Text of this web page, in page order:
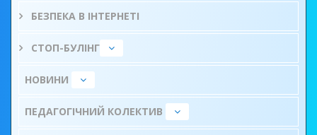
БЕЗПЕКА В ІНТЕРНЕТІ
СТОП-БУЛІНГ
НОВИНИ
ПЕДАГОГІЧНИЙ КОЛЕКТИВ